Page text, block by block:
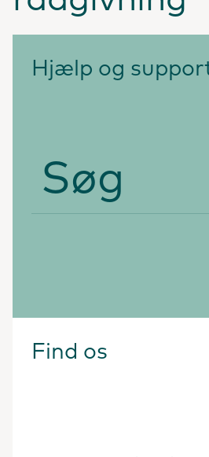
Hjælp og
Søg
Find os